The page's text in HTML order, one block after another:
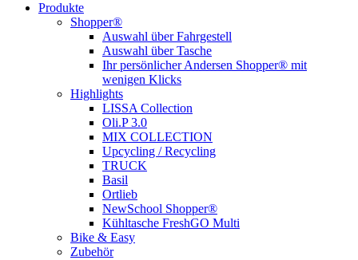
Produkte
Shopper®
Auswahl über Fahrgestell
Auswahl über Tasche
Ihr persönlicher Andersen Shopper® mit
wenigen Klicks
Highlights
LISSA Collection
Oli.P 3.0
MIX COLLECTION
Upcycling / Recycling
TRUCK
Basil
Ortlieb
NewSchool Shopper®
Kühltasche FreshGO Multi
Bike & Easy
Zubehör